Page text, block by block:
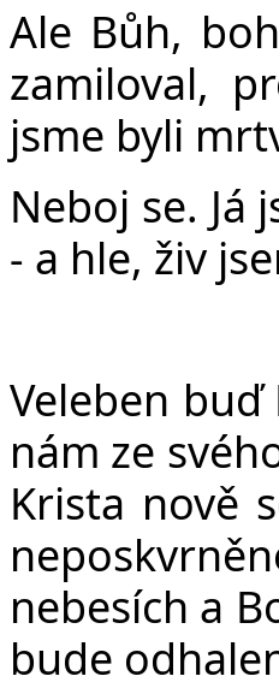
Ale Bůh,
zamiloval,
jsme byli
Neboj se. Já
- a hle, živ
Veleben buď
nám ze
Krista nově
nebesích a
bude